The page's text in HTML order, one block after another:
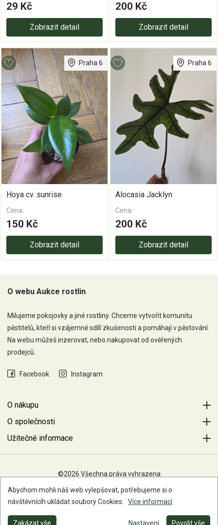
29 Kč
Zobrazit detail
200 Kč
Zobrazit detail
Praha 6
Hoya cv. sunrise
Cena:
150 Kč
Zobrazit detail
Praha 6
Alocasia Jacklyn
Cena:
200 Kč
Zobrazit detail
O webu Aukce rostlin
Milujeme pokojovky a jiné rostliny. Chceme vytvořit komunitu
pěstitelů, kteří si vzájemně sdílí zkušenosti a pomáhají v pěstování.
Na webu můžeš inzerovat, nebo nakupovat od ověřených
prodejců.
Facebook Instagram
O nákupu
O společnosti
Užitečné informace
©2026 Všechna práva vyhrazena
Abychom mohli náš web vylepšovat, potřebujeme si o
návštěvnícíh ukládat soubory Cookies.
Více informací
Zakázat vše Nastavení Povolit vše